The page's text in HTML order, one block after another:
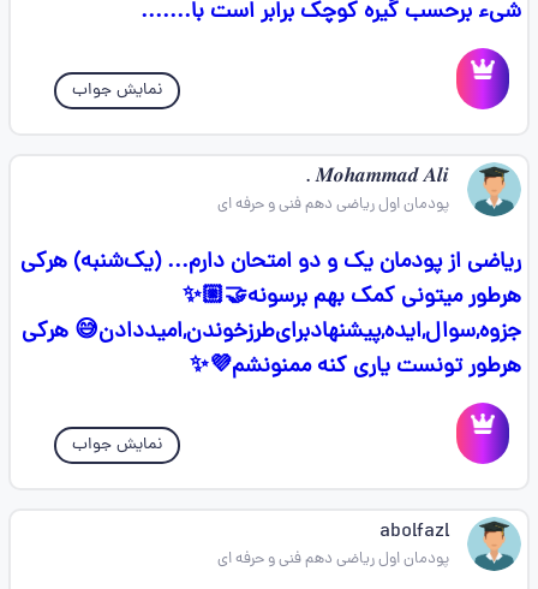
شیء برحسب گیره کوچک برابر است با.......
نمایش جواب
𝑴𝒐𝒉𝒂𝒎𝒎𝒂𝒅 𝑨𝒍𝒊 .
پودمان اول ریاضی دهم فنی و حرفه ای
ریاضی از پودمان یک و دو امتحان دارم... (یک‌شنبه) هرکی
هرطور میتونی کمک بهم برسونه🤝🏼✨
جزوه,سوال,ایده,پیشنهادبرای‌طرز‌خوندن,امید‌دادن😅 هرکی
هرطور تونست یاری کنه ممنونشم💜✨
نمایش جواب
abolfazl
پودمان اول ریاضی دهم فنی و حرفه ای